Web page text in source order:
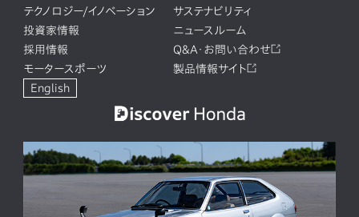
テクノロジー/イノベーション
サステナビリティ
投資家情報
ニュースルーム
採用情報
Q&A・お問い合わせ
モータースポーツ
製品情報サイト
English